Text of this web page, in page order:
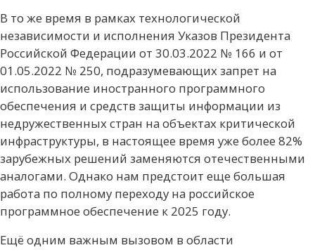
В то же время в рамках технологической
независимости и исполнения Указов Президента
Российской Федерации от 30.03.2022 № 166 и от
01.05.2022 № 250, подразумевающих запрет на
использование иностранного программного
обеспечения и средств защиты информации из
недружественных стран на объектах критической
инфраструктуры, в настоящее время уже более 82%
зарубежных решений заменяются отечественными
аналогами. Однако нам предстоит еще большая
работа по полному переходу на российское
программное обеспечение к 2025 году.
Ещё одним важным вызовом в области